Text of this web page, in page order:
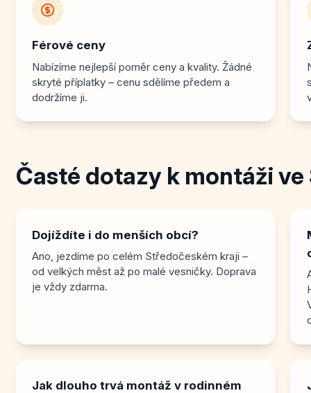
Férové ceny
Nabízíme nejlepší poměr ceny a kvality. Žádné
skryté příplatky – cenu sdělíme předem a
dodržíme ji.
Časté dotazy k montáži
Dojíždíte i do menších obcí?
Ano, jezdíme po celém Středočeském kraji –
od velkých měst až po malé vesničky. Doprava
je vždy zdarma.
Jak dlouho trvá montáž v rodinném